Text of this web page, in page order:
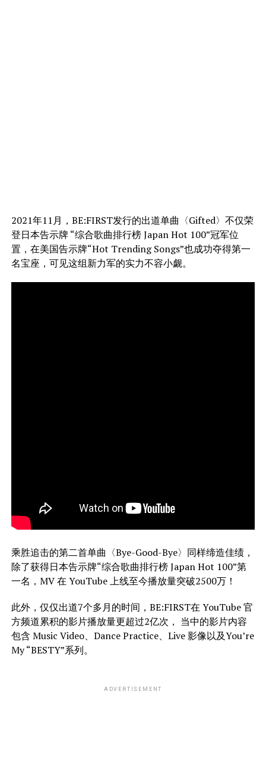
2021年11月，BE:FIRST发行的出道单曲〈Gifted〉不仅荣
登日本告示牌 “综合歌曲排行榜 Japan Hot 100”冠军位
置，在美国告示牌“Hot Trending Songs”也成功夺得第一
名宝座，可见这组新力军的实力不容小觑。
乘胜追击的第二首单曲〈Bye-Good-Bye〉同样缔造佳绩，
除了获得日本告示牌“综合歌曲排行榜 Japan Hot 100”第
一名，MV 在 YouTube 上线至今播放量突破2500万！
此外，仅仅出道7个多月的时间，BE:FIRST在 YouTube 官
方频道累积的影片播放量更超过2亿次， 当中的影片内容
包含 Music Video、Dance Practice、Live 影像以及You’re
My “BESTY”系列。
ADVERTISEMENT